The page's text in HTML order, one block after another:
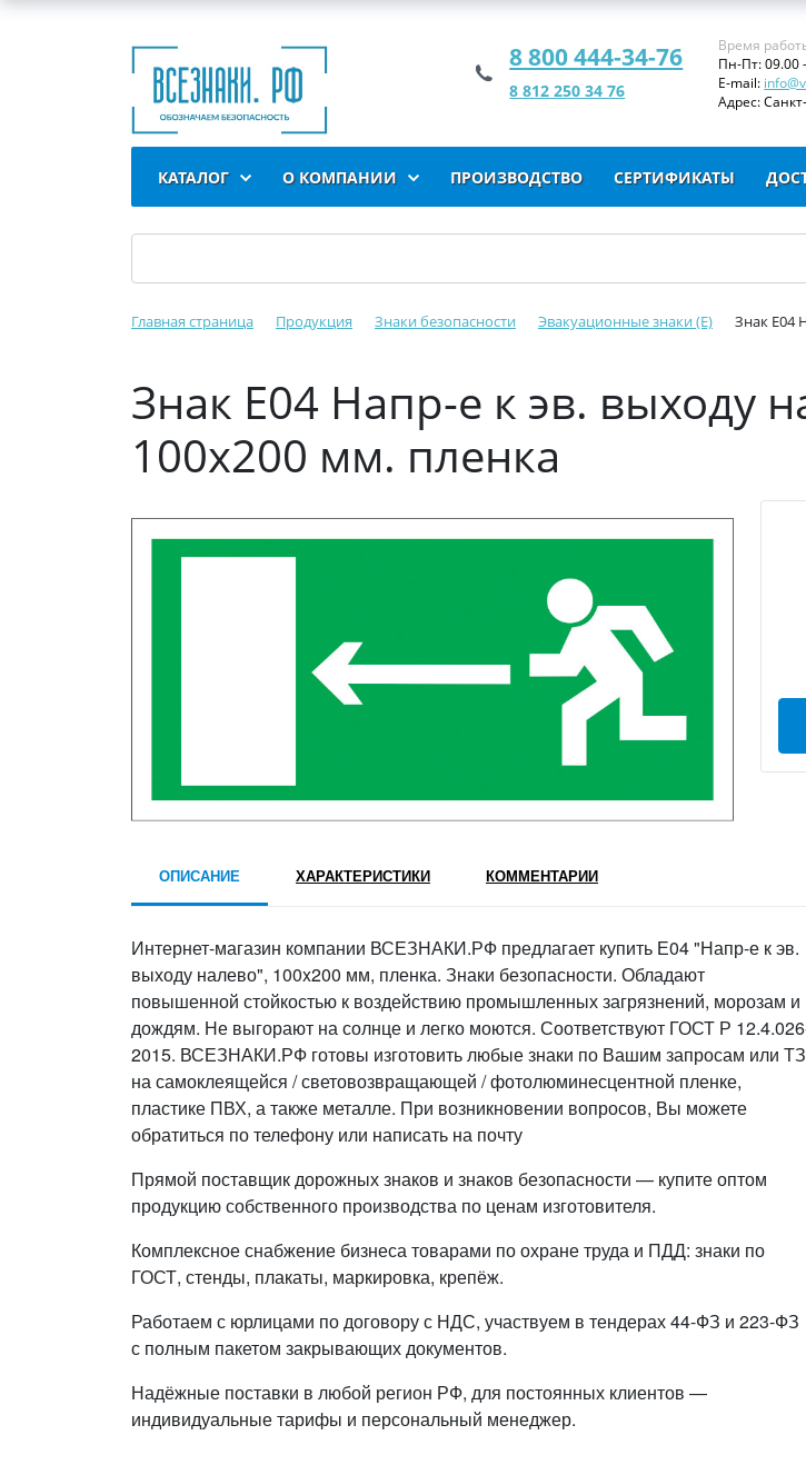
8 800 444-34-76
8 812 250 34 76
Время
Пн-Пт: 09.00
E-mail:
Адрес:
КАТАЛОГ О КОМПАНИИ ПРОИЗВОДСТВО СЕРТИФИКАТЫ
Главная страница Продукция Знаки безопасности Эвакуационные знаки (E) Знак Е04
Знак Е04 Напр-е к эв. выходу
100x200 мм. пленка
ОПИСАНИЕ ХАРАКТЕРИСТИКИ КОММЕНТАРИИ
Интернет-магазин компании ВСЕЗНАКИ.РФ предлагает купить Е04 "Напр-е к эв.
выходу налево", 100x200 мм, пленка. Знаки безопасности. Обладают
повышенной стойкостью к воздействию промышленных загрязнений, морозам и
дождям. Не выгорают на солнце и легко моются. Соответствуют ГОСТ Р
2015. ВСЕЗНАКИ.РФ готовы изготовить любые знаки по Вашим запросам или
на самоклеящейся / световозвращающей / фотолюминесцентной пленке,
пластике ПВХ, а также металле. При возникновении вопросов, Вы можете
обратиться по телефону или написать на почту
Прямой поставщик дорожных знаков и знаков безопасности — купите оптом
продукцию собственного производства по ценам изготовителя.
Комплексное снабжение бизнеса товарами по охране труда и ПДД: знаки по
ГОСТ, стенды, плакаты, маркировка, крепёж.
Работаем с юрлицами по договору с НДС, участвуем в тендерах 44-ФЗ и 223-ФЗ
с полным пакетом закрывающих документов.
Надёжные поставки в любой регион РФ, для постоянных клиентов —
индивидуальные тарифы и персональный менеджер.